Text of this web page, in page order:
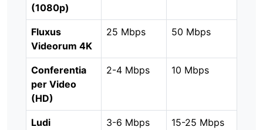
(1080p)
Fluxus
Videorum 4K
25 Mbps 50 Mbps
Conferentia
per Video
(HD)
2-4 Mbps 10 Mbps
Ludi 3-6 Mbps 15-25 Mbps